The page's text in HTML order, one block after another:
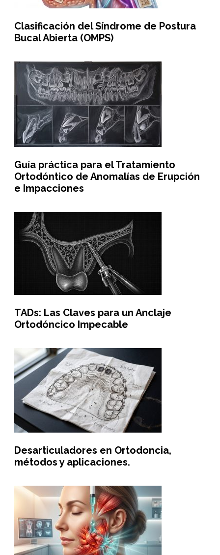
Clasificación del Síndrome de Postura
Bucal Abierta (OMPS)
Guía práctica para el Tratamiento
Ortodóntico de Anomalías de Erupción
e Impacciones
TADs: Las Claves para un Anclaje
Ortodóncico Impecable
Desarticuladores en Ortodoncia,
métodos y aplicaciones.